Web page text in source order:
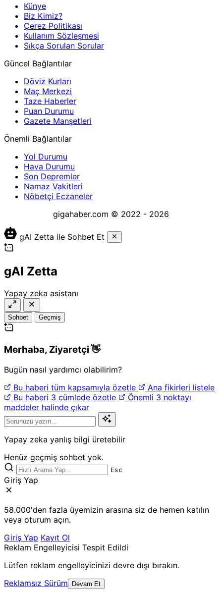
Künye
Biz Kimiz?
Çerez Politikası
Kullanım Sözleşmesi
Sıkça Sorulan Sorular
Güncel Bağlantılar
Döviz Kurları
Maç Merkezi
Taze Haberler
Puan Durumu
Gazete Manşetleri
Önemli Bağlantılar
Yol Durumu
Hava Durumu
Son Depremler
Namaz Vakitleri
Nöbetçi Eczaneler
gigahaber.com © 2022 - 2026
gAI Zetta ile Sohbet Et
gAI Zetta
Yapay zeka asistanı
Sohbet Geçmiş
Merhaba, Ziyaretçi 👋
Bugün nasıl yardımcı olabilirim?
Bu haberi tüm kapsamıyla özetle
Ana fikirleri listele
Bu haberi 3 cümlede özetle
Önemli 3 noktayı
maddeler halinde çıkar
Yapay zeka yanlış bilgi üretebilir
Henüz geçmiş sohbet yok.
Esc
Giriş Yap
58.000'den fazla üyemizin arasına siz de hemen katılın
veya oturum açın.
Giriş Yap Kayıt Ol
Reklam Engelleyicisi Tespit Edildi
Lütfen reklam engelleyicinizi devre dışı bırakın.
Reklamsız Sürüm
Devam Et